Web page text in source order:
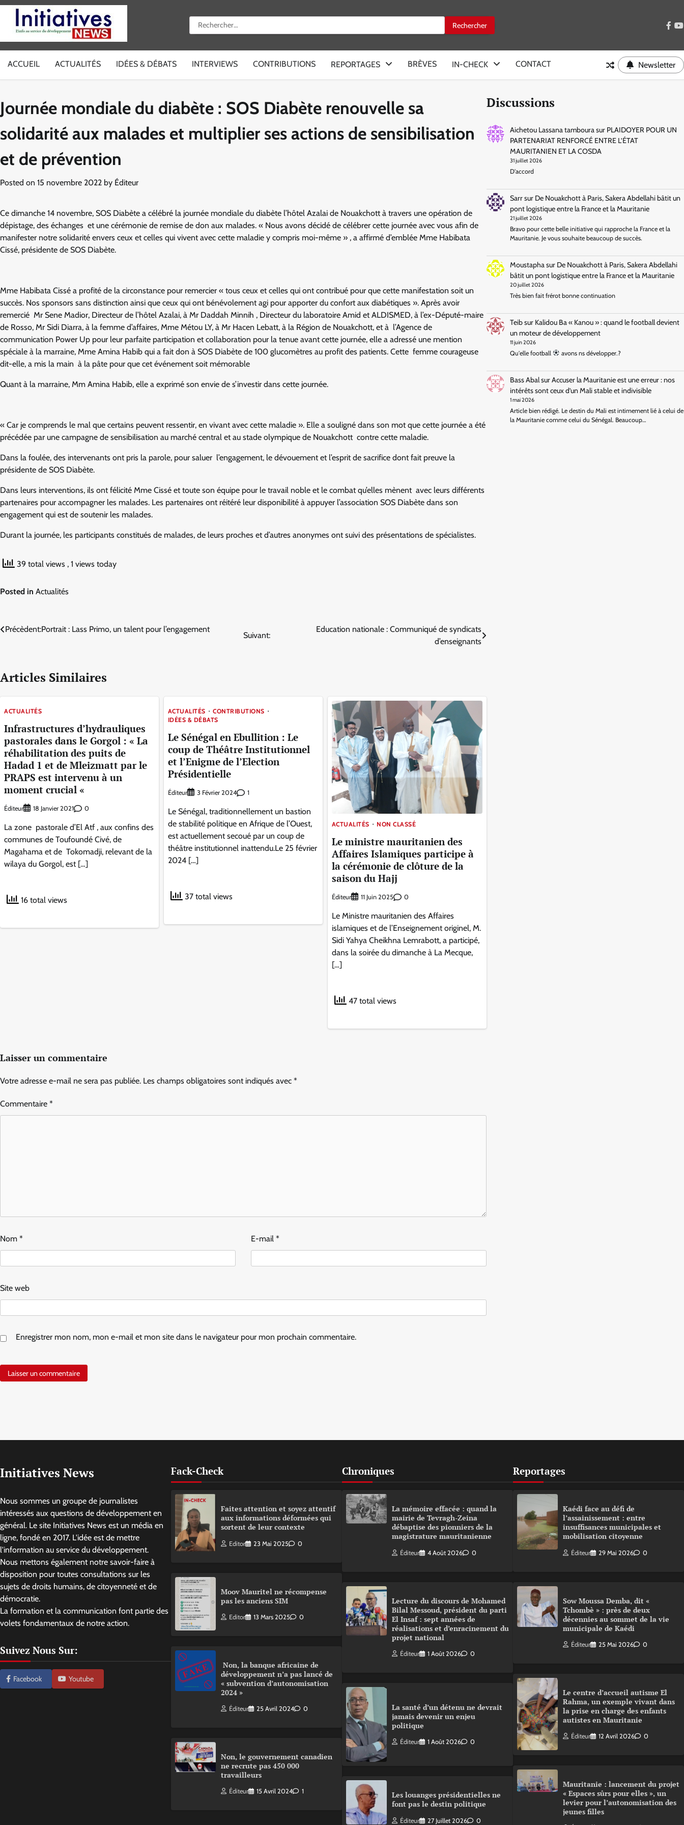
Skip
content
Rechercher :
ACCUEIL ACTUALITÉS IDÉES & DÉBATS INTERVIEWS CONTRIBUTIONS REPORTAGES BRÈVES IN-CHECK CONTACT Newsletter
Journée mondiale du diabète : SOS Diabète renouvelle sa
solidarité aux malades et multiplier ses actions de sensibilisation
et de prévention
Posted on 15 novembre 2022 by Éditeur
Ce dimanche 14 novembre, SOS Diabète a célébré la journée mondiale du diabète l’hôtel Azalai de Nouakchott à travers une opération de
dépistage, des échanges et une cérémonie de remise de don aux malades. « Nous avons décidé de célébrer cette journée avec vous afin de
manifester notre solidarité envers ceux et celles qui vivent avec cette maladie y compris moi-même » , a affirmé d’emblée Mme Habibata
Cissé, présidente de SOS Diabète.
Mme Habibata Cissé a profité de la circonstance pour remercier « tous ceux et celles qui ont contribué pour que cette manifestation soit un
succès. Nos sponsors sans distinction ainsi que ceux qui ont bénévolement agi pour apporter du confort aux diabétiques ». Après avoir
remercié Mr Sene Madior, Directeur de l’hôtel Azalai, à Mr Daddah Minnih , Directeur du laboratoire Amid et ALDISMED, à l’ex-Député-maire
de Rosso, Mr Sidi Diarra, à la femme d’affaires, Mme Métou LY, à Mr Hacen Lebatt, à la Région de Nouakchott, et à l’Agence de
communication Power Up pour leur parfaite participation et collaboration pour la tenue avant cette journée, elle a adressé une mention
spéciale à la marraine, Mme Amina Habib qui a fait don à SOS Diabète de 100 glucomètres au profit des patients. Cette femme courageuse
dit-elle, a mis la main à la pâte pour que cet événement soit mémorable
Quant à la marraine, Mm Amina Habib, elle a exprimé son envie de s’investir dans cette journée.
« Car je comprends le mal que certains peuvent ressentir, en vivant avec cette maladie ». Elle a souligné dans son mot que cette journée a été
précédée par une campagne de sensibilisation au marché central et au stade olympique de Nouakchott contre cette maladie.
Dans la foulée, des intervenants ont pris la parole, pour saluer l’engagement, le dévouement et l’esprit de sacrifice dont fait preuve la
présidente de SOS Diabète.
Dans leurs interventions, ils ont félicité Mme Cissé et toute son équipe pour le travail noble et le combat qu’elles mènent avec leurs différents
partenaires pour accompagner les malades. Les partenaires ont réitéré leur disponibilité à appuyer l’association SOS Diabète dans son
engagement qui est de soutenir les malades.
Durant la journée, les participants constitués de malades, de leurs proches et d’autres anonymes ont suivi des présentations de spécialistes.
39 total views , 1 views today
Posted in Actualités
Navigation
l’article
Précèdent:Portrait : Lass Primo, un talent pour l’engagement
Suivant:
Education nationale : Communiqué de syndicats
d’enseignants
Articles Similaires
ACTUALITÉS
Infrastructures d’hydrauliques
pastorales dans le Gorgol : « La
réhabilitation des puits de
Hadad 1 et de Mleizmatt par le
PRAPS est intervenu à un
moment crucial «
Éditeur 18 Janvier 2021 0
La zone pastorale d’El Atf , aux confins des
communes de Toufoundé Civé, de
Magahama et de Tokomadji, relevant de la
wilaya du Gorgol, est […]
16 total views
ACTUALITÉS
CONTRIBUTIONS
IDÉES & DÉBATS
Le Sénégal en Ebullition : Le
coup de Théâtre Institutionnel
et l’Enigme de l’Election
Présidentielle
Éditeur 3 Février 2024 1
Le Sénégal, traditionnellement un bastion
de stabilité politique en Afrique de l’Ouest,
est actuellement secoué par un coup de
théâtre institutionnel inattendu.Le 25 février
2024 […]
37 total views
ACTUALITÉS NON CLASSÉ
Le ministre mauritanien des
Affaires Islamiques participe à
la cérémonie de clôture de la
saison du Hajj
Éditeur 11 Juin 2025 0
Le Ministre mauritanien des Affaires
islamiques et de l’Enseignement originel, M.
Sidi Yahya Cheikhna Lemrabott, a participé,
dans la soirée du dimanche à La Mecque,
[…]
47 total views
Laisser un commentaire
Votre adresse e-mail ne sera pas publiée. Les champs obligatoires sont indiqués avec *
Commentaire *
Nom * E-mail *
Site web
Enregistrer mon nom, mon e-mail et mon site dans le navigateur pour mon prochain commentaire.
Discussions
Aichetou Lassana tambourasur PLAIDOYER POUR UN
PARTENARIAT RENFORCÉ ENTRE L’ÉTAT
MAURITANIEN ET LA COSDA
31 juillet 2026
D'accord
Sarrsur De Nouakchott à Paris, Sakera Abdellahi bâtit un
pont logistique entre la France et la Mauritanie
21 juillet 2026
Bravo pour cette belle initiative qui rapproche la France et la
Mauritanie. Je vous souhaite beaucoup de succès.
Moustaphasur De Nouakchott à Paris, Sakera Abdellahi
bâtit un pont logistique entre la France et la Mauritanie
20 juillet 2026
Très bien fait frérot bonne continuation
Teibsur Kalidou Ba « Kanou » : quand le football devient
un moteur de développement
11 juin 2026
Qu'elle football avons ns développer.?
Bass AbalsurAccuser la Mauritanie est une erreur : nos
intérêts sont ceux d’un Mali stable et indivisible
1 mai 2026
Article bien rédigé. Le destin du Mali est intimement lié à celui de
la Mauritanie comme celui du Sénégal. Beaucoup…
Initiatives News
Nous sommes un groupe de journalistes
intéressés aux questions de développement en
général. Le site Initiatives News est un média en
ligne, fondé en 2017. L'idée est de mettre
l'information au service du développement.
Nous mettons également notre savoir-faire à
disposition pour toutes consultations sur les
sujets de droits humains, de citoyenneté et de
démocratie.
La formation et la communication font partie des
volets fondamentaux de notre action.
Suivez Nous Sur:
Facebook Youtube
Fack-Check
Faites attention et soyez attentif
aux informations déformées qui
sortent de leur contexte
Editor 23 Mai 2025 0
Moov Mauritel ne récompense
pas les anciens SIM
Editor 13 Mars 2025 0
Non, la banque africaine de
développement n’a pas lancé de
« subvention d’autonomisation
2024 »
Éditeur 25 Avril 2024 0
Non, le gouvernement canadien
ne recrute pas 450 000
travailleurs
Éditeur 15 Avril 2024 1
Chroniques
La mémoire effacée : quand la
mairie de Tevragh-Zeina
débaptise des pionniers de la
magistrature mauritanienne
Éditeur 4 Août 2026 0
Lecture du discours de Mohamed
Bilal Messoud, président du parti
El Insaf : sept années de
réalisations et d’enracinement du
projet national
Éditeur 1 Août 2026 0
La santé d’un détenu ne devrait
jamais devenir un enjeu
politique
Éditeur 1 Août 2026 0
Les louanges présidentielles ne
font pas le destin politique
Éditeur 27 Juillet 2026 0
Reportages
Kaédi face au défi de
l’assainissement : entre
insuffisances municipales et
mobilisation citoyenne
Éditeur 29 Mai 2026 0
Sow Moussa Demba, dit «
Tchombè » : près de deux
décennies au sommet de la vie
municipale de Kaédi
Éditeur 25 Mai 2026 0
Le centre d’accueil autisme El
Rahma, un exemple vivant dans
la prise en charge des enfants
autistes en Mauritanie
Éditeur 12 Avril 2026 0
Mauritanie : lancement du projet
« Espaces sûrs pour elles », un
levier pour l’autonomisation des
jeunes filles